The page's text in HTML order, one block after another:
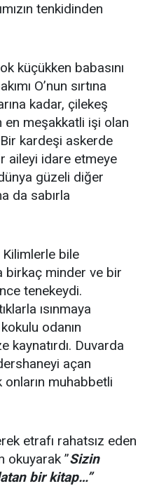
tenkidinden
küçükken babasını
O’nun sırtına
kadar, çilekeş
meşakkatli işi olan
kardeşi askerde
aileyi idare etmeye
güzeli diğer
da sabırla
bile
birkaç minder ve bir
tenekeydi.
ısınmaya
odanın
kaynatırdı. Duvarda
açan
onların muhabbetli
etrafı rahatsız eden
okuyarak ”Sizin
bir kitap…”